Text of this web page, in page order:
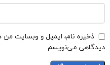
ذخیره نام، ایمیل و وبسایت من
دیدگاهی می‌نویسم.